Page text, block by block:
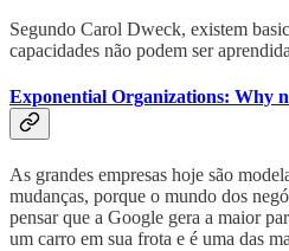
Segundo Carol Dweck, existem
capacidades não podem ser
Exponential Organizations: Why
As grandes empresas hoje são
mudanças, porque o mundo dos
pensar que a Google gera a maior
um carro em sua frota e é uma das